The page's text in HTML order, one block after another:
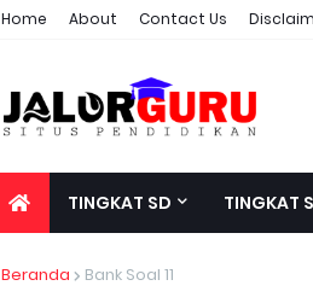
Home About Contact Us
TINGKAT SD TINGKAT
Beranda Bank Soal 11